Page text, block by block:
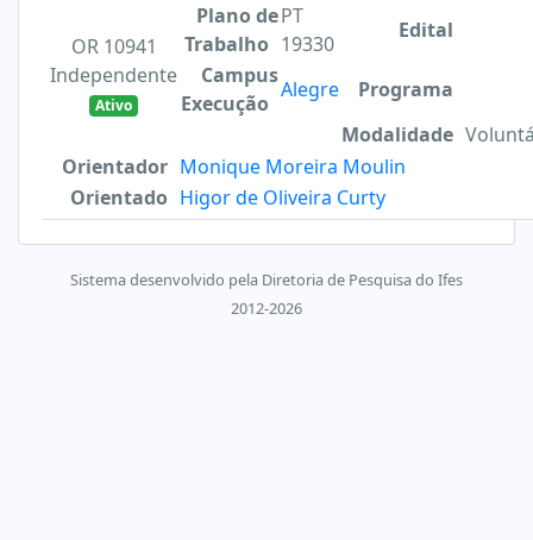
OR 10941
Independente
Ativo
Plano de
Trabalho
PT
19330
Edital
Campus
Execução
Alegre
Programa
Modalidade
Orientador Monique Moreira Moulin
Orientado Higor de Oliveira Curty
Sistema desenvolvido pela Diretoria de Pesquisa do Ifes
2012-2026